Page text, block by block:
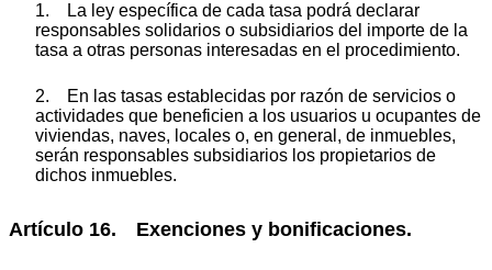
1. La ley específica de cada tasa podrá declarar
responsables solidarios o subsidiarios del importe de la
tasa a otras personas interesadas en el procedimiento.
2. En las tasas establecidas por razón de servicios o
actividades que beneficien a los usuarios u ocupantes de
viviendas, naves, locales o, en general, de inmuebles,
serán responsables subsidiarios los propietarios de
dichos inmuebles.
Artículo 16. Exenciones y bonificaciones.